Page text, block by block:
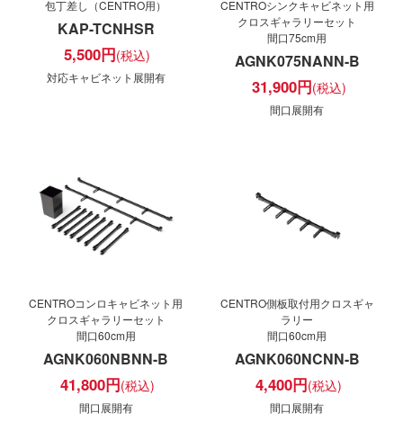
包丁差し（CENTRO用）
KAP-TCNHSR
5,500円
対応キャビネット展開有
CENTROシンクキャビネット用
クロスギャラリーセット
間口75cm用
AGNK075NANN-B
31,900円
間口展開有
CENTROコンロキャビネット用
クロスギャラリーセット
間口60cm用
AGNK060NBNN-B
41,800円
間口展開有
CENTRO側板取付用クロスギャ
ラリー
間口60cm用
AGNK060NCNN-B
4,400円
間口展開有